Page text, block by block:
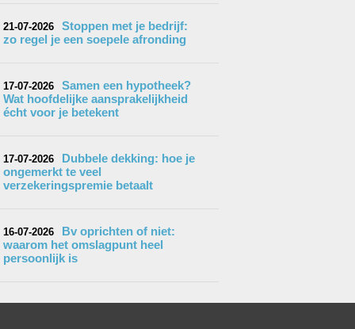
21-07-2026
Stoppen met je bedrijf:
zo regel je een soepele afronding
17-07-2026
Samen een hypotheek?
Wat hoofdelijke aansprakelijkheid
écht voor je betekent
17-07-2026
Dubbele dekking: hoe je
ongemerkt te veel
verzekeringspremie betaalt
16-07-2026
Bv oprichten of niet:
waarom het omslagpunt heel
persoonlijk is